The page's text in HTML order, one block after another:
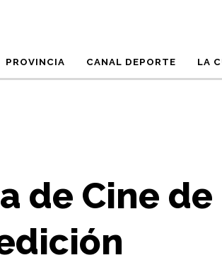
PROVINCIA CANAL DEPORTE LA
de Cine